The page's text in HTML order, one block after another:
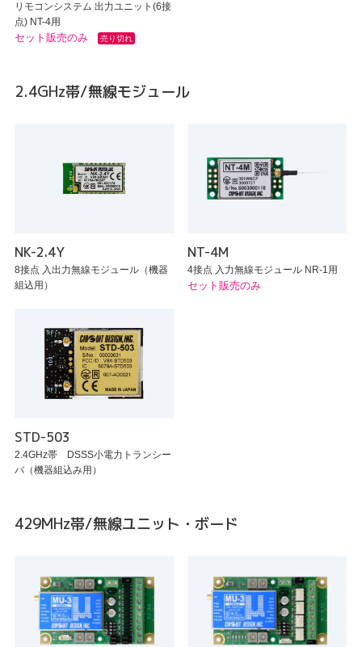
リモコンシステム 出力ユニット(6接
点) NT-4用
セット販売のみ 売り切れ
2.4GHz帯/無線モジュール
NK-2.4Y
8接点 入出力無線モジュール（機器
組込用）
NT-4M
4接点 入力無線モジュール NR-1用
セット販売のみ
STD-503
2.4GHz帯 DSSS小電力トランシー
バ（機器組込み用）
429MHz帯/無線ユニット・ボード